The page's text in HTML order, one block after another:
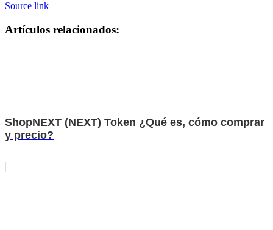
Source link
Artículos relacionados:
ShopNEXT (NEXT) Token ¿Qué es, cómo comprar
y precio?